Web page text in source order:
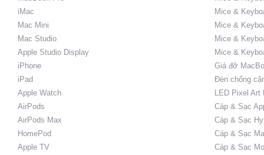
iMac
Mac Mini
Mac Studio
Apple Studio Display
iPhone
iPad
Apple Watch
AirPods
AirPods Max
HomePod
Apple TV
Mice &
Mice &
Mice &
Mice &
Giá đỡ
Đèn chống
LED Pixel Art
Cáp & Sạc
Cáp & Sạc
Cáp & Sạc
Cáp & Sạc